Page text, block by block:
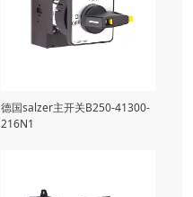
德国salzer主开关B250-41300-
216N1